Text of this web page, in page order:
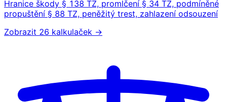
Hranice škody § 138 TZ, promlčení § 34 TZ, podmíněné
propuštění § 88 TZ, peněžitý trest, zahlazení odsouzení
Zobrazit 26 kalkulaček →